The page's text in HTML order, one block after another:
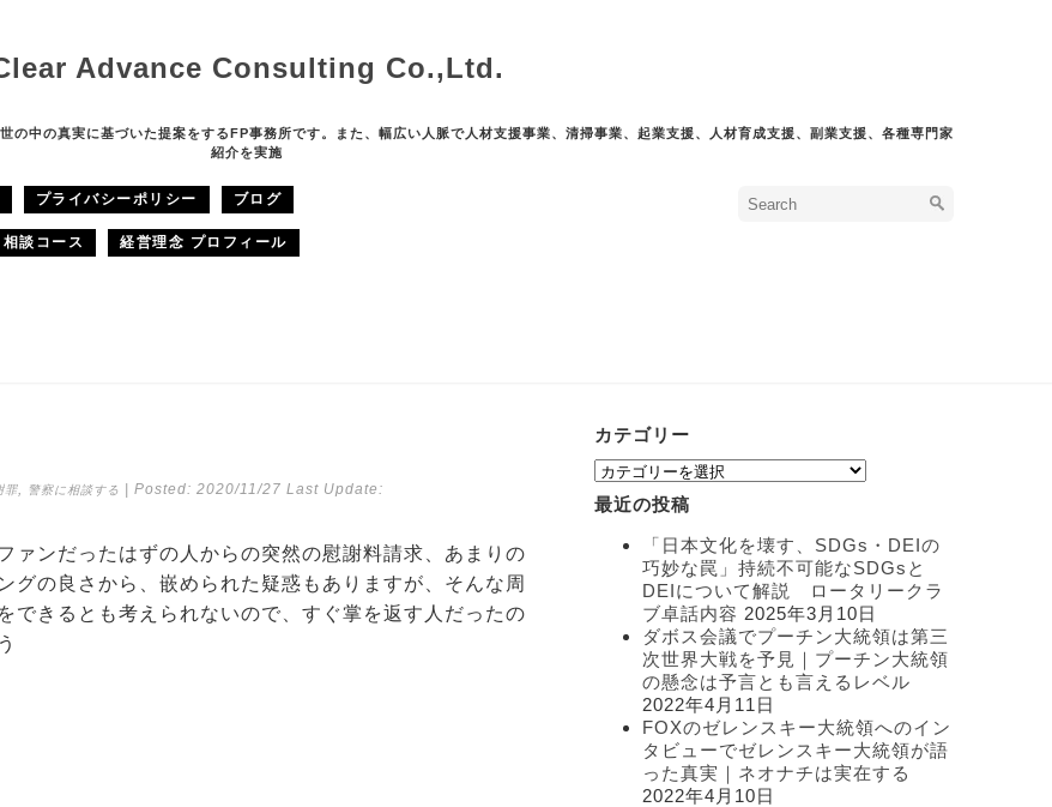
Advance Consulting Co.,Ltd.
の中の真実に基づいた提案をするFP事務所です。また、幅広い人脈で人材支援事業、清掃事業、起業支援、人材育成支援、副業支援、各種専門家
紹介を実施
プライバシーポリシー ブログ
相談コース 経営理念 プロフィール
罪, 警察に相談する | Posted: 2020/11/27 Last Update:
ァンだったはずの人からの突然の慰謝料請求、あまりの
グの良さから、嵌められた疑惑もありますが、そんな周
できるとも考えられないので、すぐ掌を返す人だったの
カテゴリー
カ
テ
ゴ
最近の投稿
「日本文化を壊す、SDGs・DEIの
巧妙な罠」持続不可能なSDGsと
DEIについて解説 ロータリークラ
ブ卓話内容 2025年3月10日
ダボス会議でプーチン大統領は第三
次世界大戦を予見｜プーチン大統領
の懸念は予言とも言えるレベル
2022年4月11日
FOXのゼレンスキー大統領へのイン
タビューでゼレンスキー大統領が語
った真実｜ネオナチは実在する
2022年4月10日